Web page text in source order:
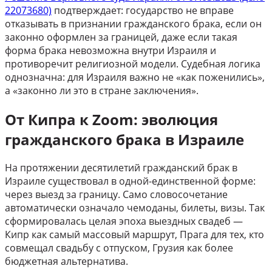
22073680) подтверждает: государство не вправе
отказывать в признании гражданского брака, если он
законно оформлен за границей, даже если такая
форма брака невозможна внутри Израиля и
противоречит религиозной модели. Судебная логика
однозначна: для Израиля важно не «как поженились»,
а «законно ли это в стране заключения».
От Кипра к Zoom: эволюция
гражданского брака в Израиле
На протяжении десятилетий гражданский брак в
Израиле существовал в одной-единственной форме:
через выезд за границу. Само словосочетание
автоматически означало чемоданы, билеты, визы. Так
сформировалась целая эпоха выездных свадеб —
Кипр как самый массовый маршрут, Прага для тех, кто
совмещал свадьбу с отпуском, Грузия как более
бюджетная альтернатива.